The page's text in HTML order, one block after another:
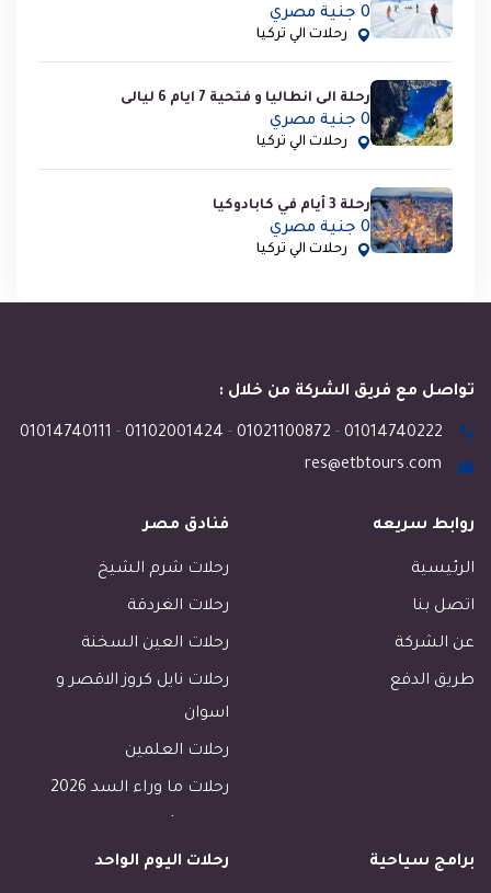
0 جنية مصري
رحلات الي تركيا
رحلة الى انطاليا و فتحية 7 ايام 6 ليالى
0 جنية مصري
رحلات الي تركيا
رحلة 3 أيام في كابادوكيا
0 جنية مصري
رحلات الي تركيا
تواصل مع فريق الشركة من خلال :
01014740222
-
01021100872
-
01102001424
-
01014740111
res@etbtours.com
روابط سريعه
الرئيسية
اتصل بنا
عن الشركة
طريق الدفع
فنادق مصر
رحلات شرم الشيخ
رحلات الغردقة
رحلات العين السخنة
رحلات نايل كروز الاقصر و
اسوان
رحلات العلمين
رحلات ما وراء السد 2026
رحلات طابا برامج سياحية رحلات اليوم الواحد